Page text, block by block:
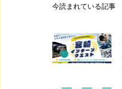
今読まれている記事